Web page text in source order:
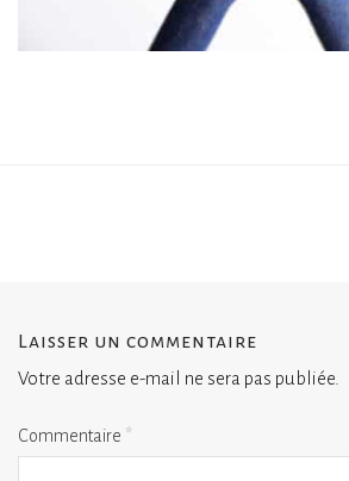
Laisser un commentaire
Votre adresse e-mail ne sera pas publiée.
Commentaire *